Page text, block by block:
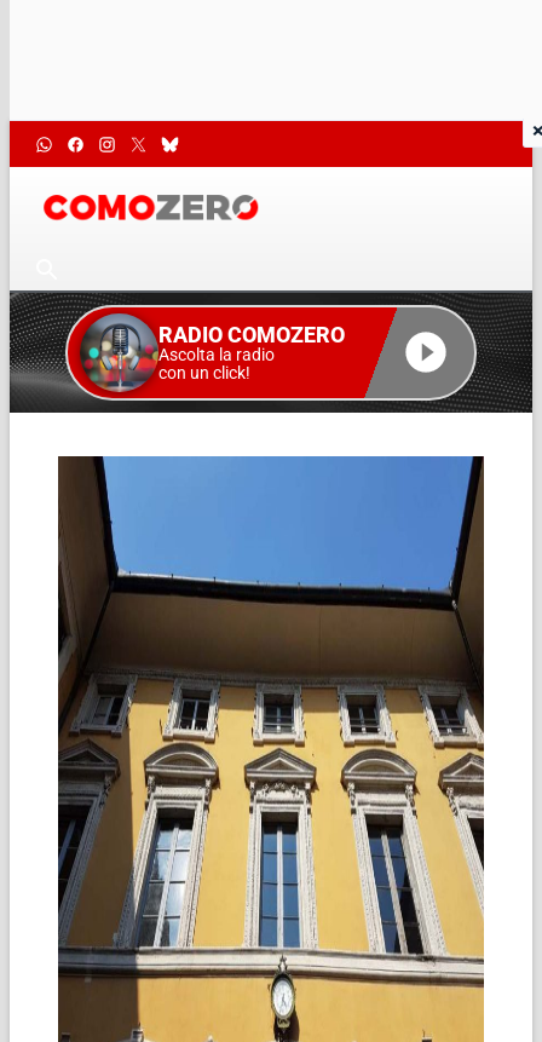
RADIO COMOZERO
Ascolta la radio
con un click!